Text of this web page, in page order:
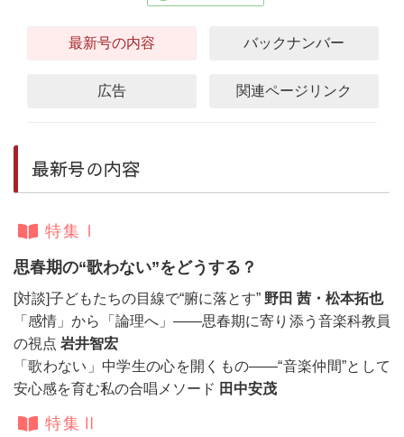
最新号の内容 バックナンバー
広告 関連ページリンク
最新号の内容
特集Ⅰ
思春期の“歌わない”をどうする？
[対談]子どもたちの目線で“腑に落とす” 野田 茜・松本拓也
「感情」から「論理へ」――思春期に寄り添う音楽科教員
の視点 岩井智宏
「歌わない」中学生の心を開くもの――“音楽仲間”として
安心感を育む私の合唱メソード 田中安茂
特集Ⅱ